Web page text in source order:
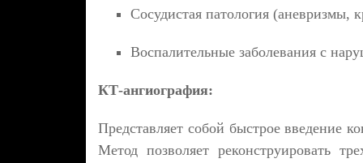
Сосудистая патология (аневризмы,
Воспалительные заболевания с
КТ-ангиография:
Представляет собой быстрое введение
Метод позволяет реконструировать